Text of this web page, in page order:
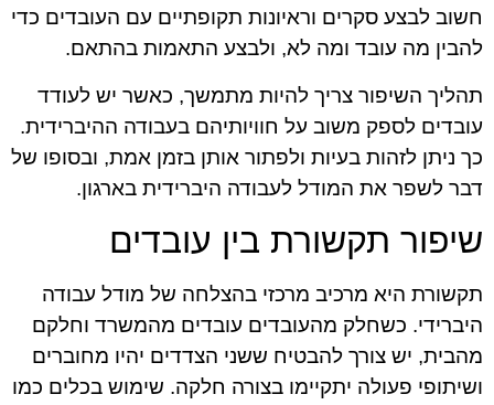
חשוב לבצע סקרים וראיונות תקופתיים עם העובדים כדי
להבין מה עובד ומה לא, ולבצע התאמות בהתאם.
תהליך השיפור צריך להיות מתמשך, כאשר יש לעודד
עובדים לספק משוב על חוויותיהם בעבודה ההיברידית.
כך ניתן לזהות בעיות ולפתור אותן בזמן אמת, ובסופו של
דבר לשפר את המודל לעבודה היברידית בארגון.
שיפור תקשורת בין עובדים
תקשורת היא מרכיב מרכזי בהצלחה של מודל עבודה
היברידי. כשחלק מהעובדים עובדים מהמשרד וחלקם
מהבית, יש צורך להבטיח ששני הצדדים יהיו מחוברים
ושיתופי פעולה יתקיימו בצורה חלקה. שימוש בכלים כמו